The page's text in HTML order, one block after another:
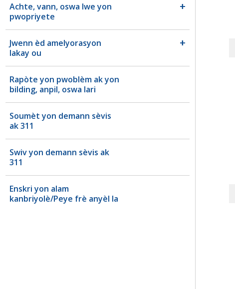
Achte, vann, oswa lwe yon
pwopriyete
Jwenn èd amelyorasyon
lakay ou
Rapòte yon pwoblèm ak yon
bilding, anpil, oswa lari
Soumèt yon demann sèvis
ak 311
Swiv yon demann sèvis ak
311
Enskri yon alam
kanbriyolè/Peye frè anyèl la